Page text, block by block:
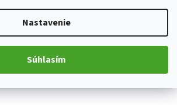
Nastavenie
Súhlasím